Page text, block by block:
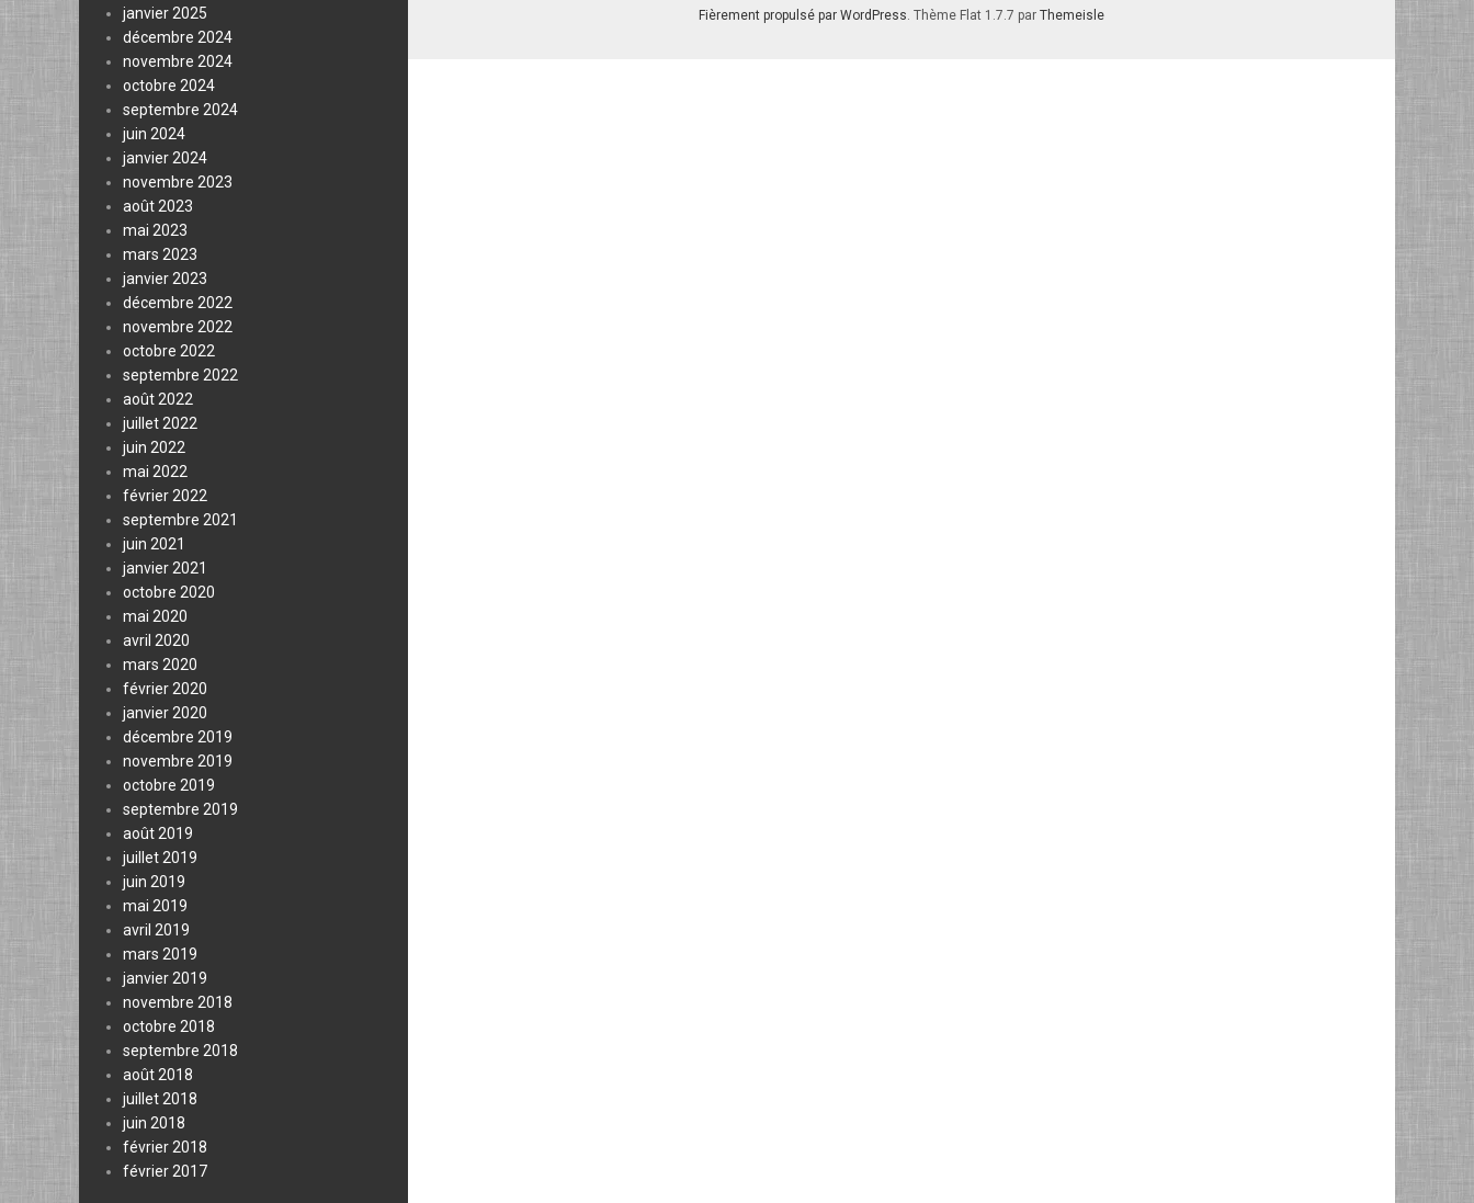
janvier 2025
décembre 2024
novembre 2024
octobre 2024
septembre 2024
juin 2024
janvier 2024
novembre 2023
août 2023
mai 2023
mars 2023
janvier 2023
décembre 2022
novembre 2022
octobre 2022
septembre 2022
août 2022
juillet 2022
juin 2022
mai 2022
février 2022
septembre 2021
juin 2021
janvier 2021
octobre 2020
mai 2020
avril 2020
mars 2020
février 2020
janvier 2020
décembre 2019
novembre 2019
octobre 2019
septembre 2019
août 2019
juillet 2019
juin 2019
mai 2019
avril 2019
mars 2019
janvier 2019
novembre 2018
octobre 2018
septembre 2018
août 2018
juillet 2018
juin 2018
février 2018
février 2017
Fièrement propulsé par WordPress. Thème Flat 1.7.7 par Themeisle